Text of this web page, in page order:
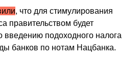
, что для стимулирования
правительством будет
введению подоходного налога
банков по нотам Нацбанка.